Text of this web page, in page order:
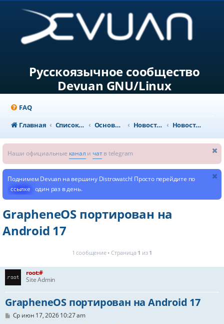
Русскоязычное сообщество
Devuan GNU/Linux
FAQ
Главная
Список форумов Основной раздел Новости и объявления Новости из мира GNU/Linux
Наши официальные канал и чатв telegram
Поднимем Devuan на вершину Distrowatch! Просто перейдите по
ссылке один раз в день.
GrapheneOS портирован на
Android 17
1 сообщение • Страница 1 из 1
root:#
Site Admin
GrapheneOS портирован на Android 17
ССр июн 17, 2026 10:27 am